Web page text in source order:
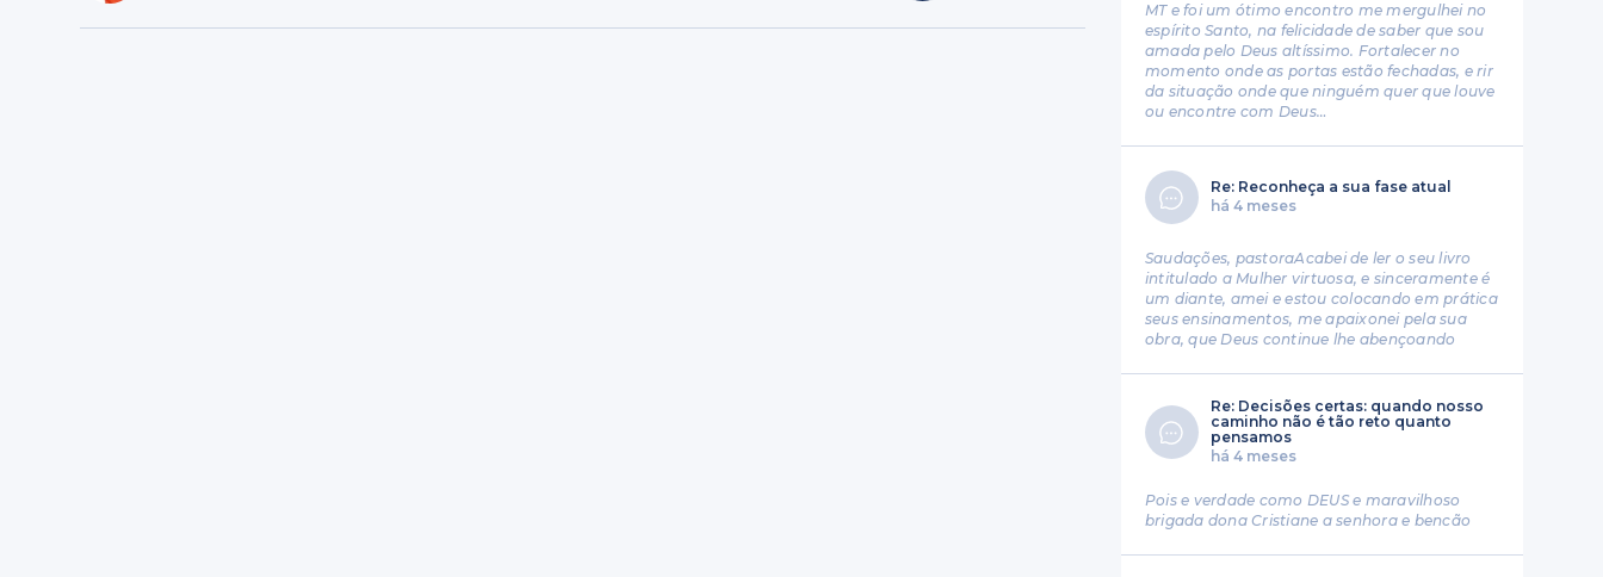
MT e foi um ótimo encontro me mergulhei no
espírito Santo, na felicidade de saber que sou
amada pelo Deus altíssimo. Fortalecer no
momento onde as portas estão fechadas, e rir
da situação onde que ninguém quer que louve
ou encontre com Deus…
Re: Reconheça a sua fase atual
há 4 meses
Saudações, pastoraAcabei de ler o seu livro
intitulado a Mulher virtuosa, e sinceramente é
um diante, amei e estou colocando em prática
seus ensinamentos, me apaixonei pela sua
obra, que Deus continue lhe abençoando
Re: Decisões certas: quando nosso
caminho não é tão reto quanto
pensamos
há 4 meses
Pois e verdade como DEUS e maravilhoso
brigada dona Cristiane a senhora e bencão